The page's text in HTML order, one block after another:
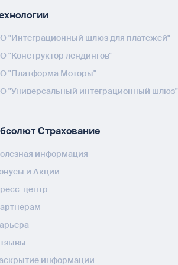
"Интеграционный шлюз для платежей"
"Конструктор лендингов"
"Платформа Моторы"
"Универсальный интеграционный шлюз"
Страхование
информация
и Акции
центр
информации